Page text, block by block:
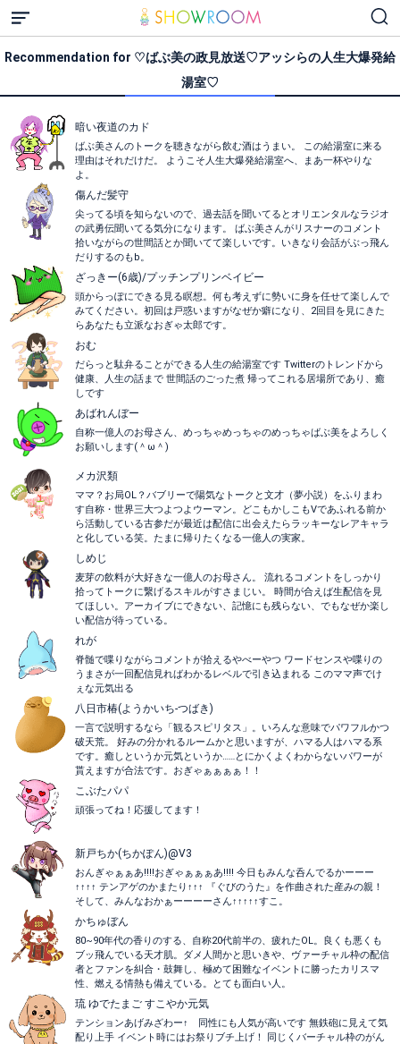
Recommendation for ♡ばぶ美の政見放送♡アッシらの人生大爆発給
湯室♡
暗い夜道のカド
ばぶ美さんのトークを聴きながら飲む酒はうまい。 この給湯室に来る
理由はそれだけだ。 ようこそ人生大爆発給湯室へ、まあ一杯やりな
よ。
傷んだ髪守
尖ってる頃を知らないので、過去話を聞いてるとオリエンタルなラジオ
の武勇伝聞いてる気分になります。 ばぶ美さんがリスナーのコメント
拾いながらの世間話とか聞いてて楽しいです。いきなり会話がぶっ飛ん
だりするのもb。
ざっきー(6歳)/プッチンプリンベイビー
頭からっぽにできる見る瞑想。何も考えずに勢いに身を任せて楽しんで
みてください。初回は戸惑いますがなぜか癖になり、2回目を見にきた
らあなたも立派なおぎゃ太郎です。
おむ
だらっと駄弁ることができる人生の給湯室です Twitterのトレンドから
健康、人生の話まで 世間話のごった煮 帰ってこれる居場所であり、癒
しです
あばれんぼー
自称一億人のお母さん、めっちゃめっちゃのめっちゃばぶ美をよろしく
お願いします(＾ω＾)
メカ沢類
ママ？お局OL？バブリーで陽気なトークと文才（夢小説）をふりまわ
す自称・世界三大つよつよウーマン。どこもかしこもVであふれる前か
ら活動している古参だが最近は配信に出会えたらラッキーなレアキャラ
と化している笑。たまに帰りたくなる一億人の実家。
しめじ
麦芽の飲料が大好きな一億人のお母さん。 流れるコメントをしっかり
拾ってトークに繋げるスキルがすさまじい。 時間が合えば生配信を見
てほしい。アーカイブにできない、記憶にも残らない、でもなぜか楽し
い配信が待っている。
れが
脊髄で喋りながらコメントが拾えるやべーやつ ワードセンスや喋りの
うまさが一回配信見ればわかるレベルで引き込まれる このママ声でけ
ぇな元気出る
八日市椿(ようかいち-つばき)
一言で説明するなら「観るスピリタス」。いろんな意味でパワフルかつ
破天荒。 好みの分かれるルームかと思いますが、ハマる人はハマる系
です。癒しというか元気というか……とにかくよくわからないパワーが
貰えますが合法です。おぎゃぁぁぁぁ！！
こぶたパパ
頑張ってね！応援してます！
新戸ちか(ちかぽん)@V3
おんぎゃぁぁあ!!!!おぎゃぁぁぁあ!!!! 今日もみんな呑んでるかーーー
↑↑↑↑ テンアゲのかまたり↑↑↑ 『ぐびのうた』を作曲された産みの親！
そして、みんなおかぁーーーーさん↑↑↑↑↑すこ。
かちゅぼん
80~90年代の香りのする、自称20代前半の、疲れたOL。良くも悪くも
ブッ飛んでいる天才肌。ダメ人間かと思いきや、ヴァーチャル枠の配信
者とファンを糾合・鼓舞し、極めて困難なイベントに勝ったカリスマ
性、燃える情熱も備えている。とても面白い人。
琉 ゆでたまご すこやか元気
テンションあげみざわー↑ 同性にも人気が高いです 無鉄砲に見えて気
配り上手 イベント時にはお祭りブチ上げ！ 同じくバーチャル枠のがん